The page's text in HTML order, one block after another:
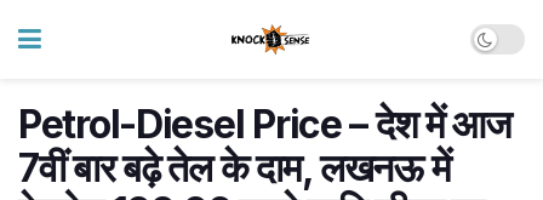
Petrol-Diesel Price – देश में आज
7वीं बार बढ़े तेल के दाम, लखनऊ में